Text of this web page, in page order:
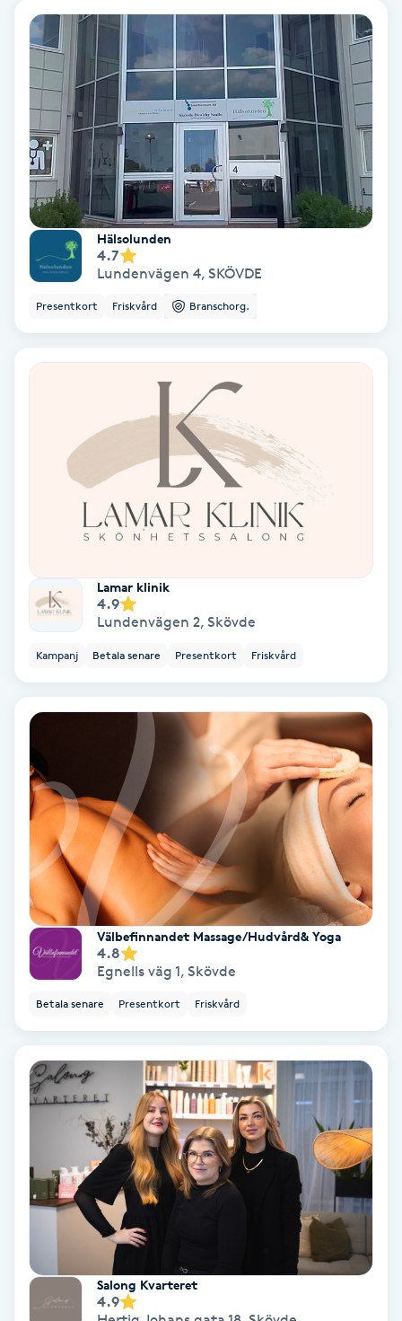
Läpptatuering
Makeup
Manikyr & Pedikyr
Massage
Medial vägledning
Meditation
Megavolymfransar
Mesoterapi
MicroPen
Microshading
Mixfransar
Nagelförlängning
Nagelförlängning akryl
Nagelförlängning gelé
Nagelförlängning glasfiber
Nagelförlängning silke
Nagelklippning
Nageltrång
Naglar borttagning
Hälsolunden
4.7
Lundenvägen 4, SKÖVDE
Presentkort Friskvård Branschorg.
Lamar klinik
4.9
Lundenvägen 2, Skövde
Kampanj Betala senare Presentkort Friskvård
Välbefinnandet Massage/Hudvård& Yoga
4.8
Egnells väg 1, Skövde
Betala senare Presentkort Friskvård
Salong Kvarteret
4.9